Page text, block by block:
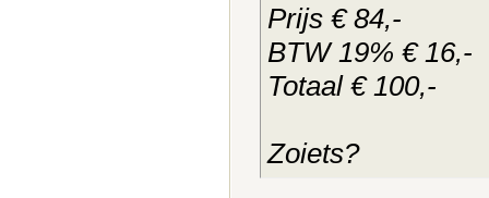
Prijs € 84,-
BTW 19% € 16,-
Totaal € 100,-
Zoiets?